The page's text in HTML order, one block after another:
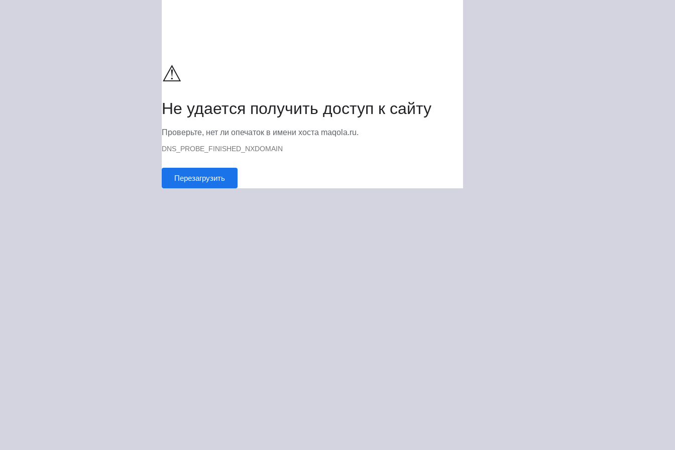
⚠
Не удается получить доступ к сайту
Проверьте, нет ли опечаток в имени хоста maqola.ru.
DNS_PROBE_FINISHED_NXDOMAIN
Перезагрузить